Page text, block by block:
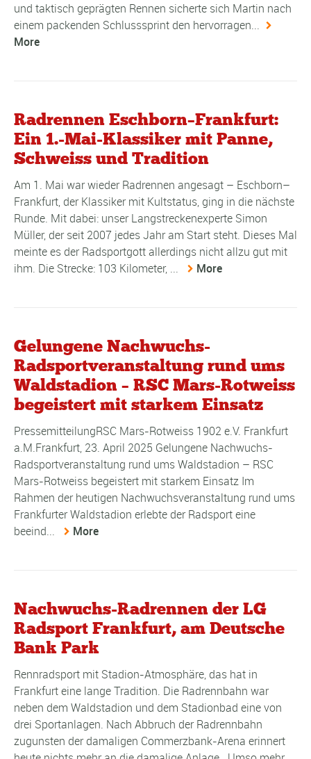
und taktisch geprägten Rennen sicherte sich Martin nach
einem packenden Schlusssprint den hervorragen...
More
Radrennen Eschborn–Frankfurt:
Ein 1.-Mai-Klassiker mit Panne,
Schweiss und Tradition
Am 1. Mai war wieder Radrennen angesagt – Eschborn–
Frankfurt, der Klassiker mit Kultstatus, ging in die nächste
Runde. Mit dabei: unser Langstreckenexperte Simon
Müller, der seit 2007 jedes Jahr am Start steht. Dieses Mal
meinte es der Radsportgott allerdings nicht allzu gut mit
ihm. Die Strecke: 103 Kilometer, ...
More
Gelungene Nachwuchs-
Radsportveranstaltung rund ums
Waldstadion – RSC Mars-Rotweiss
begeistert mit starkem Einsatz
PressemitteilungRSC Mars-Rotweiss 1902 e.V. Frankfurt
a.M.Frankfurt, 23. April 2025 Gelungene Nachwuchs-
Radsportveranstaltung rund ums Waldstadion – RSC
Mars-Rotweiss begeistert mit starkem Einsatz Im
Rahmen der heutigen Nachwuchsveranstaltung rund ums
Frankfurter Waldstadion erlebte der Radsport eine
beeind...
More
Nachwuchs-Radrennen der LG
Radsport Frankfurt, am Deutsche
Bank Park
Rennradsport mit Stadion-Atmosphäre, das hat in
Frankfurt eine lange Tradition. Die Radrennbahn war
neben dem Waldstadion und dem Stadionbad eine von
drei Sportanlagen. Nach Abbruch der Radrennbahn
zugunsten der damaligen Commerzbank-Arena erinnert